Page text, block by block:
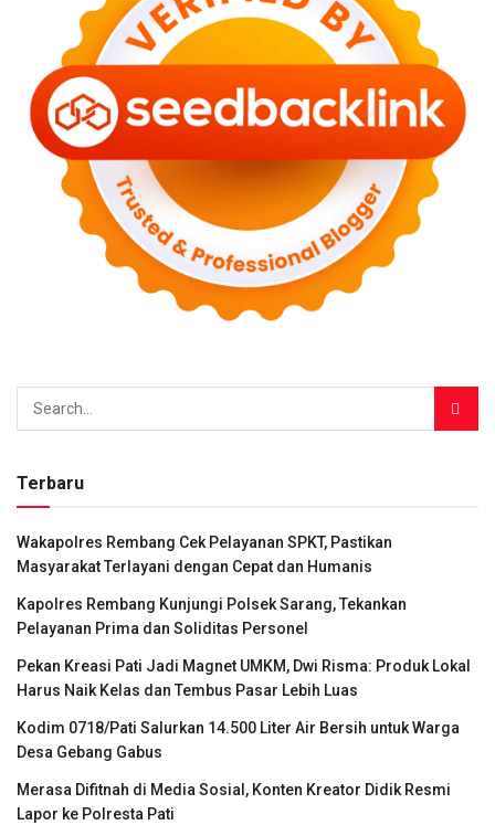
Terbaru
Wakapolres Rembang Cek Pelayanan SPKT, Pastikan
Masyarakat Terlayani dengan Cepat dan Humanis
Kapolres Rembang Kunjungi Polsek Sarang, Tekankan
Pelayanan Prima dan Soliditas Personel
Pekan Kreasi Pati Jadi Magnet UMKM, Dwi Risma: Produk Lokal
Harus Naik Kelas dan Tembus Pasar Lebih Luas
Kodim 0718/Pati Salurkan 14.500 Liter Air Bersih untuk Warga
Desa Gebang Gabus
Merasa Difitnah di Media Sosial, Konten Kreator Didik Resmi
Lapor ke Polresta Pati